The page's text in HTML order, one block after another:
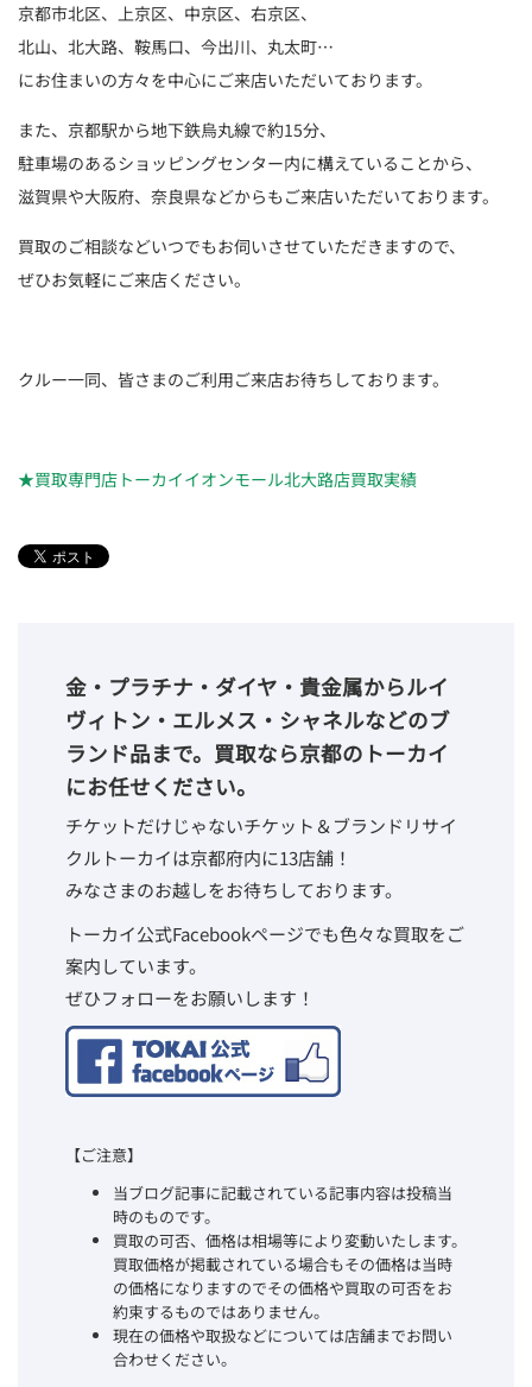
京都市北区、上京区、中京区、右京区、
北山、北大路、鞍馬口、今出川、丸太町…
にお住まいの方々を中心にご来店いただいております。
また、京都駅から地下鉄烏丸線で約15分、
駐車場のあるショッピングセンター内に構えていることから、
滋賀県や大阪府、奈良県などからもご来店いただいております。
買取のご相談などいつでもお伺いさせていただきますので、
ぜひお気軽にご来店ください。
クルー一同、皆さまのご利用ご来店お待ちしております。
★買取専門店トーカイイオンモール北大路店買取実績
金・プラチナ・ダイヤ・貴金属からルイ
ヴィトン・エルメス・シャネルなどのブ
ランド品まで。買取なら京都のトーカイ
にお任せください。
チケットだけじゃないチケット＆ブランドリサイ
クルトーカイは京都府内に13店舗！
みなさまのお越しをお待ちしております。
トーカイ公式Facebookページでも色々な買取をご
案内しています。
ぜひフォローをお願いします！
【ご注意】
当ブログ記事に記載されている記事内容は投稿当
時のものです。
買取の可否、価格は相場等により変動いたします。
買取価格が掲載されている場合もその価格は当時
の価格になりますのでその価格や買取の可否をお
約束するものではありません。
現在の価格や取扱などについては店舗までお問い
合わせください。